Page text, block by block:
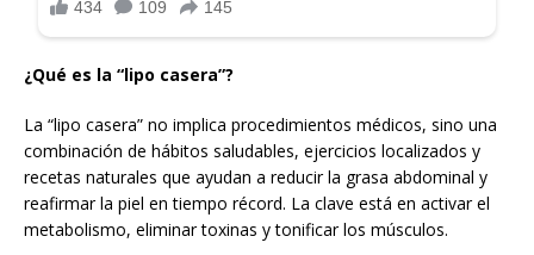
¿Qué es la “lipo casera”?
La “lipo casera” no implica procedimientos médicos, sino una
combinación de hábitos saludables, ejercicios localizados y
recetas naturales que ayudan a reducir la grasa abdominal y
reafirmar la piel en tiempo récord. La clave está en activar el
metabolismo, eliminar toxinas y tonificar los músculos.